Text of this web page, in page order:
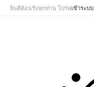
ยินดีต้อนรับทุกท่าน โปรดเข้าระบบ